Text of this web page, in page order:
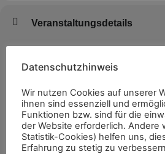
Veranstaltungsdetails
In dieser Runde kann Jeder mit seinen
oder Fortgeschrittener – etwas zum
gemeinsam.
MEHR
Datenschutzhinweis
Wir nutzen Cookies auf unserer
ihnen sind essenziell und
Funktionen bzw. sind für die
der Website erforderlich. Andere
Statistik-Cookies) helfen uns,
Erfahrung zu stetig zu